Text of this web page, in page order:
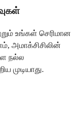
உங்கள் செரிமான
அமாக்சிசிலின்
நல்ல
முடியாது.